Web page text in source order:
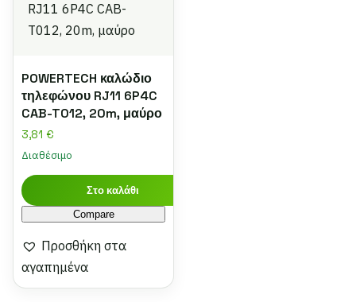
POWERTECH καλώδιο
τηλεφώνου RJ11 6P4C
CAB-T012, 20m, μαύρο
3,81 €
Διαθέσιμο
Στο καλάθι
Compare
Προσθήκη στα
αγαπημένα